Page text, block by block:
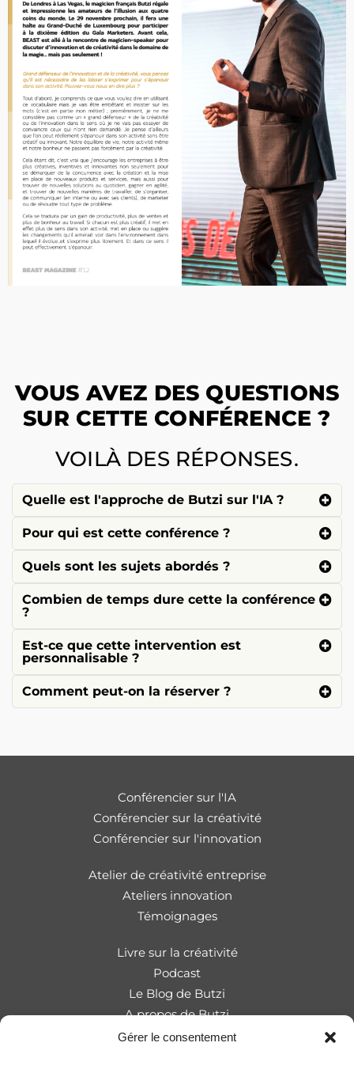
Gérer le consentement
VOUS AVEZ DES QUESTIONS
SUR CETTE CONFÉRENCE ?
VOILÀ DES RÉPONSES.
Quelle est l'approche de Butzi sur l'IA ?
Pour qui est cette conférence ?
Quels sont les sujets abordés ?
Combien de temps dure cette la conférence
?
Est-ce que cette intervention est
personnalisable ?
Comment peut-on la réserver ?
Conférencier sur l'IA
Conférencier sur la créativité
Conférencier sur l'innovation
Atelier de créativité entreprise
Ateliers innovation
Témoignages
Livre sur la créativité
Podcast
Le Blog de Butzi
A propos de Butzi